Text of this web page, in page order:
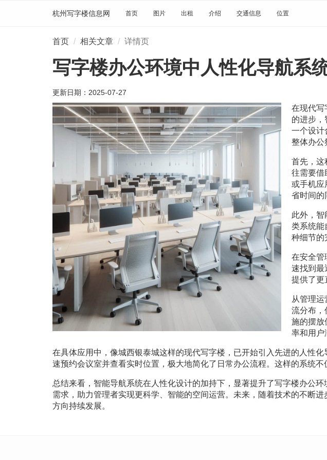
杭州写字楼信息网 首页 图片 出租 介绍 交通信息 位置
首页 相关文章 详情页
写字楼办公环境中人性化导航系
更新日期： 2025-07-27
在现代写
的进步，
一个设计
整体办公
首先，这
往需要借
或手机应
省时间的
此外，智
类系统能
种细节的
在安全管
速找到最
提供了更
从管理
流分布，
施的摆放
率和用户
在具体应用中，像城西银泰城这样的现代写字楼，已开始引入先进的人性
速预约会议室并查看实时位置，极大地简化了日常办公流程。这样的系统
总结来看，智能导航系统在人性化设计的加持下，显著提升了写字楼办公
需求，助力管理者实现更科学、智能的空间运营。未来，随着技术的不断
方向持续发展。